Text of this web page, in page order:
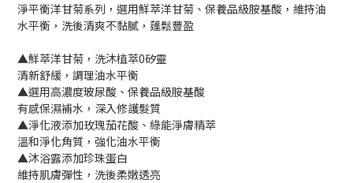
淨平衡洋甘菊系列，選用鮮萃洋甘菊、保養品級胺基酸，維持油
水平衡，洗後清爽不黏膩，蓬鬆豐盈
▲鮮萃洋甘菊，洗沐植萃0矽靈
清新舒緩，調理油水平衡
▲選用高濃度玻尿酸、保養品級胺基酸
有感保濕補水，深入修護髮質
▲淨化液添加玫瑰茄花酸、綠能淨膚精萃
溫和淨化角質，強化油水平衡
▲沐浴露添加珍珠蛋白
維持肌膚彈性，洗後柔嫩透亮